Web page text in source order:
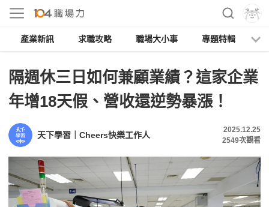
產業新訊 求職攻略 職場大小事 專題特輯
隔週休三日如何兼顧業績？這家企業
年增18天假、營收還逆勢暴漲！
天下學習｜Cheers快樂工作人
2025.12.25
2549次觀看